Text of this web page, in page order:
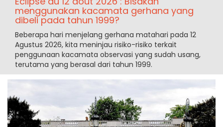
menggunakan kacamata gerhana yang
dibeli pada tahun 1999?
Beberapa hari menjelang gerhana matahari pada 12
Agustus 2026, kita meninjau risiko-risiko terkait
penggunaan kacamata observasi yang sudah usang,
terutama yang berasal dari tahun 1999.